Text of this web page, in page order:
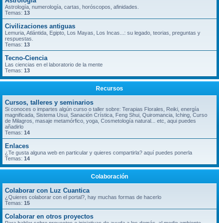
Astrología, numerología, cartas, horóscopos, afinidades.
Temas: 13
Civilizaciones antiguas
Lemuria, Atlántida, Egipto, Los Mayas, Los Incas...: su legado, teorias, preguntas y
respuestas.
Temas: 13
Tecno-Ciencia
Las ciencias en el laboratorio de la mente
Temas: 13
Recursos
Cursos, talleres y seminarios
Si conoces o impartes algún curso o taller sobre: Terapias Florales, Reiki, energía
magnificada, Sistema Usui, Sanación Crística, Feng Shui, Quiromancia, Iching, Curso
de Milagros, masaje metamórfico, yoga, Cosmetología natural... etc, aqui puedes
añadirlo
Temas: 14
Enlaces
¿Te gusta alguna web en particular y quieres compartirla? aquí puedes ponerla
Temas: 14
Colaboración
Colaborar con Luz Cuantica
¿Quieres colaborar con el portal?, hay muchas formas de hacerlo
Temas: 15
Colaborar en otros proyectos